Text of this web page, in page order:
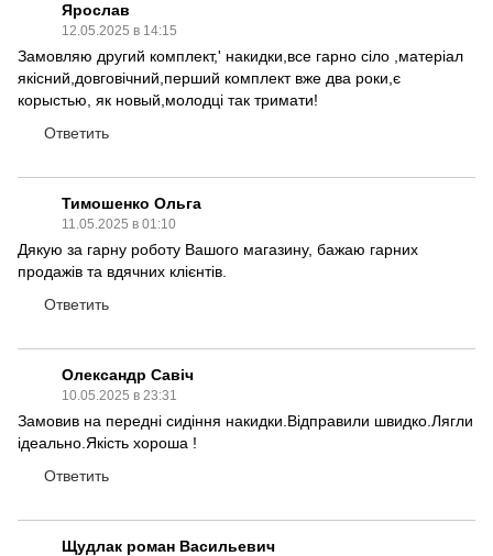
Ярослав
12.05.2025 в 14:15
Замовляю другий комплект,' накидки,все гарно сіло ,матеріал
якісний,довговічний,перший комплект вже два роки,є
корыстью, як новый,молодці так тримати!
Ответить
Тимошенко Ольга
11.05.2025 в 01:10
Дякую за гарну роботу Вашого магазину, бажаю гарних
продажів та вдячних клієнтів.
Ответить
Олександр Савіч
10.05.2025 в 23:31
Замовив на передні сидіння накидки.Відправили швидко.Лягли
ідеально.Якість хороша !
Ответить
Щудлак роман Васильевич